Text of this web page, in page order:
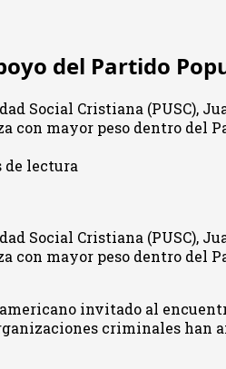
del Partido
Social Cristiana (PUSC),
con mayor peso dentro
de lectura
Social Cristiana (PUSC),
con mayor peso dentro
invitado al
criminales